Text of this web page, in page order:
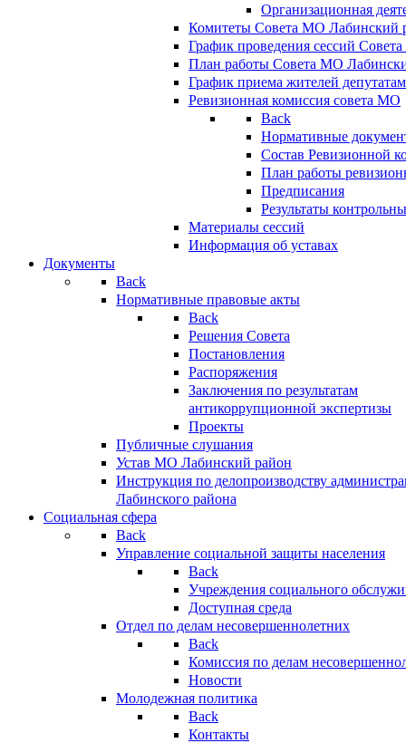
Организационная
Комитеты Совета МО Лабинский
График проведения сессий
План работы Совета МО
График приема жителей
Ревизионная комиссия совета МО
Back
Нормативные
Состав Ревизионной
План работы
Предписания
Результаты
Материалы сессий
Информация об уставах
Документы
Back
Нормативные правовые акты
Back
Решения Совета
Постановления
Распоряжения
Заключения по результатам
антикоррупционной экспертизы
Проекты
Публичные слушания
Устав МО Лабинский район
Инструкция по делопроизводству
Лабинского района
Социальная сфера
Back
Управление социальной защиты населения
Back
Учреждения социального
Доступная среда
Отдел по делам несовершеннолетних
Back
Комиссия по делам
Новости
Молодежная политика
Back
Контакты